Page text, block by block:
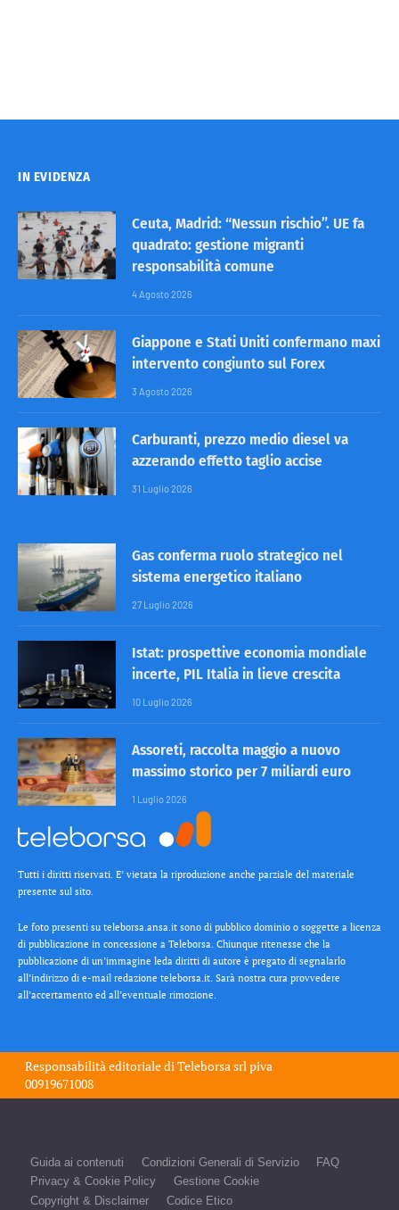
IN EVIDENZA
Ceuta, Madrid: “Nessun rischio”. UE fa
quadrato: gestione migranti
responsabilità comune
4 Agosto 2026
Giappone e Stati Uniti confermano maxi
intervento congiunto sul Forex
3 Agosto 2026
Carburanti, prezzo medio diesel va
azzerando effetto taglio accise
31 Luglio 2026
Gas conferma ruolo strategico nel
sistema energetico italiano
27 Luglio 2026
Istat: prospettive economia mondiale
incerte, PIL Italia in lieve crescita
10 Luglio 2026
Assoreti, raccolta maggio a nuovo
massimo storico per 7 miliardi euro
1 Luglio 2026
Tutti i diritti riservati. E’ vietata la riproduzione anche parziale del materiale
presente sul sito.
Le foto presenti su teleborsa.ansa.it sono di pubblico dominio o soggette a licenza
di pubblicazione in concessione a Teleborsa. Chiunque ritenesse che la
pubblicazione di un’immagine leda diritti di autore è pregato di segnalarlo
all’indirizzo di e-mail redazione teleborsa.it. Sarà nostra cura provvedere
all’accertamento ed all’eventuale rimozione.
Responsabilità editoriale diTeleborsa srl piva
00919671008
Guida ai contenuti Condizioni Generali di Servizio
FAQ
Privacy & Cookie Policy
Gestione Cookie
Copyright & Disclaimer
Codice Etico